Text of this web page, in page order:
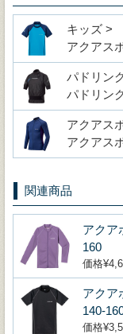
キッズ >
アクアス
パドリン
パドリン
アクアス
アクアス
関連商品
アクア
160
価格
アクア
140-
価格